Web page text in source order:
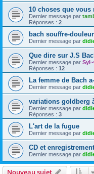
10 choses que vous
Dernier message par
Réponses : 2
bach souffre-
Dernier message par
Que dire sur J.S
Dernier message par
Réponses : 12
La femme de Bach
Dernier message par
variations goldberg
Dernier message par
Réponses : 3
L'art de la fugue
Dernier message par
CD et
Dernier message par
Nouveau sujet